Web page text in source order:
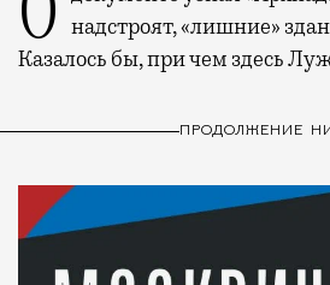
О документе узнал «Архнадзор» — новый дом надстроят, «лишние»
Казалось бы, при чем здесь
ПРОДОЛЖЕНИЕ